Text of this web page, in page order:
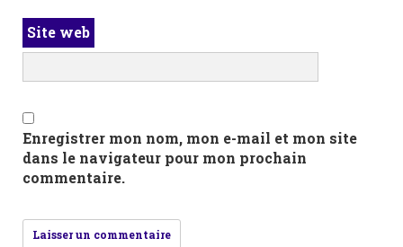
Site web
Enregistrer mon nom, mon e-mail et mon site
dans le navigateur pour mon prochain
commentaire.